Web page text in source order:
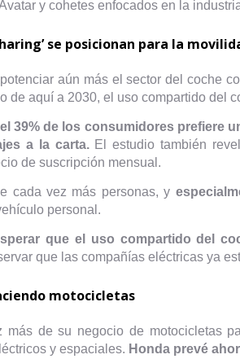
y cohetes enfocados en la
se posicionan para la
aún más el sector del coche
de aquí a 2030, el uso compartido del
el 39% de los consumidores prefiere
a la carta.El estudio también
de suscripción mensual.
cada vez más personas, y
personal.
que el uso compartido del
que las compañías eléctricas ya
motocicletas
más de su negocio de motocicletas
y espaciales. Honda prevé